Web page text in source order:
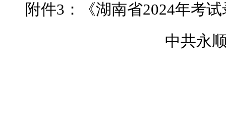
附件3：《湖南省2024年考
中共永